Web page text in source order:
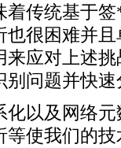
着传统基于签
也很困难并
来应对上述
别问题并快
化以及网络
等使我们的